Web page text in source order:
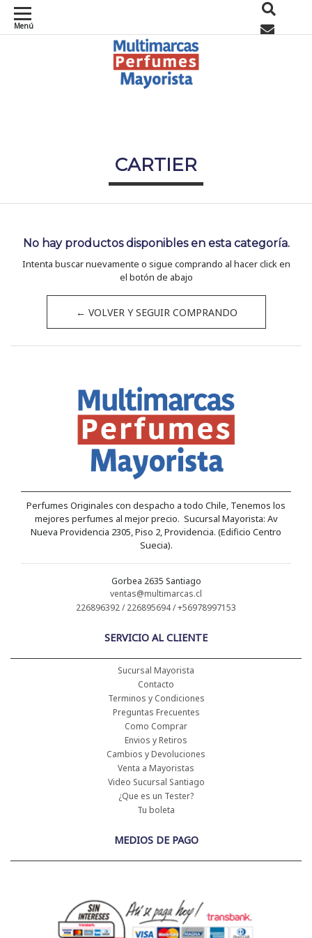
Menú
CARTIER
No hay productos disponibles en esta categoría.
Intenta buscar nuevamente o sigue comprando al hacer click en
el botón de abajo
← VOLVER Y SEGUIR COMPRANDO
Perfumes Originales con despacho a todo Chile, Tenemos los
mejores perfumes al mejor precio. Sucursal Mayorista: Av
Nueva Providencia 2305, Piso 2, Providencia. (Edificio Centro
Suecia).
Gorbea 2635 Santiago
ventas@multimarcas.cl
226896392 / 226895694 / +56978997153
SERVICIO AL CLIENTE
Sucursal Mayorista
Contacto
Terminos y Condiciones
Preguntas Frecuentes
Como Comprar
Envios y Retiros
Cambios y Devoluciones
Venta a Mayoristas
Video Sucursal Santiago
¿Que es un Tester?
Tu boleta
MEDIOS DE PAGO